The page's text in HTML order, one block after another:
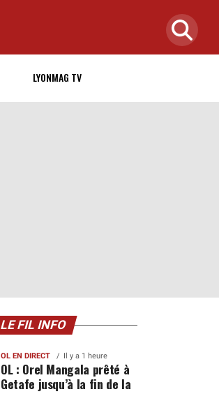
LYONMAG TV
LE FIL INFO
OL EN DIRECT Il y a 1 heure
OL : Orel Mangala prêté à
Getafe jusqu’à la fin de la